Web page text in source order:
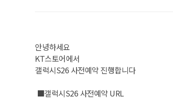
안녕하세요
KT스토어에서
갤럭시S26 사전예약 진행합니다
■갤럭시S26 사전예약 URL